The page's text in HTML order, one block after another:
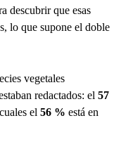
descubrir que esas
lo que supone el doble
vegetales
redactados: el 57
el 56 % está en